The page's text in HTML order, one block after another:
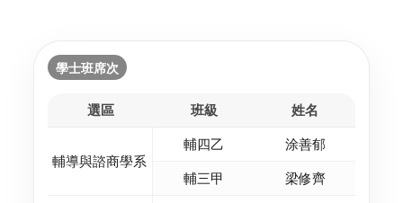
學士班席次
選區 班級 姓名
輔導與諮商學系
輔四乙
涂善郁
輔三甲
梁修齊